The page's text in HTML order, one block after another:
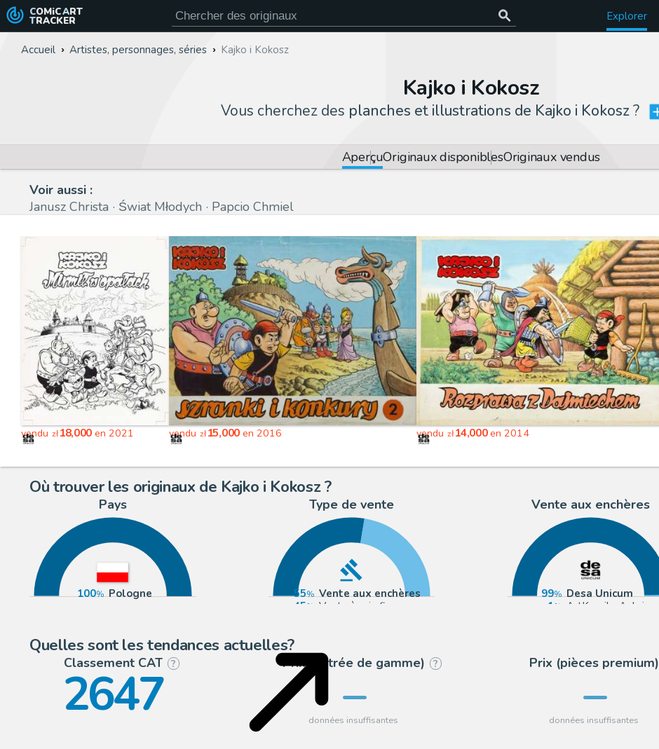
COMiC ART
TRACKER Explorer
Accueil Artistes, personnages, séries Kajko i Kokosz
Kajko i Kokosz
Vous cherchez des planches et illustrations de Kajko i Kokosz?
AperçuOriginaux disponiblesOriginaux vendus
Voir aussi :
Janusz Christa
Świat Młodych Papcio Chmiel
vendu zł18,000 en 2021 vendu zł15,000 en 2016 vendu zł14,000en 2014
Où trouver les originaux de Kajko i Kokosz ?
Pays
100 Pologne
Type de vente
55
Vente aux enchères
45
Vente à prix fixe
Vente aux enchères
99
Desa Unicum
1
ArtKomiks Aukcje
Quelles sont les tendances actuelles?
Classement CAT ?
2647 Prix (entrée de gamme) ? Prix (pièces premium)